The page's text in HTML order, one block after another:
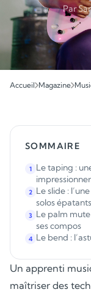
Par
Accueil Magazine
SOMMAIRE
1
Le taping :
2 Le slide :
solos épatants
3 Le palm
ses compos
4 Le bend :
Un apprenti
maîtriser des